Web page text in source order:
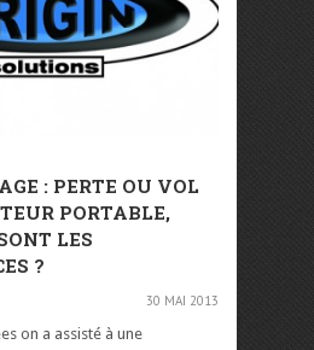
: PERTE OU VOL
PORTABLE,
LES
?
30 MAI 2013
on a assisté à une